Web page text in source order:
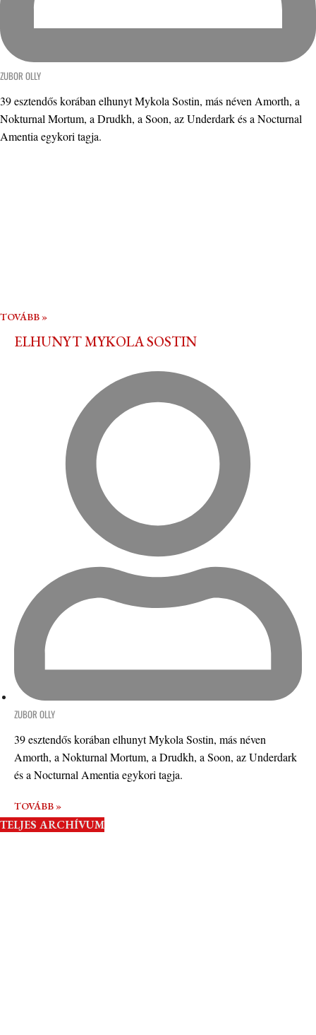
ZUBOR OLLY
39 esztendős korában elhunyt Mykola Sostin, más néven Amorth, a
Nokturnal Mortum, a Drudkh, a Soon, az Underdark és a Nocturnal
Amentia egykori tagja.
TOVÁBB »
ELHUNYT MYKOLA SOSTIN
ZUBOR OLLY
39 esztendős korában elhunyt Mykola Sostin, más néven
Amorth, a Nokturnal Mortum, a Drudkh, a Soon, az Underdark
és a Nocturnal Amentia egykori tagja.
TOVÁBB »
TELJES ARCHÍVUM